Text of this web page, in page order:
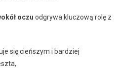
oczu odgrywa kluczową rolę z
się cieńszym i bardziej